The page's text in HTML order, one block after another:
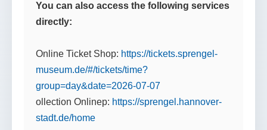
You can also access the following services
directly:
Online Ticket Shop: https://tickets.sprengel-
museum.de/#/tickets/time?
group=day&date=2026-07-07
ollection Onlinep: https://sprengel.hannover-
stadt.de/home